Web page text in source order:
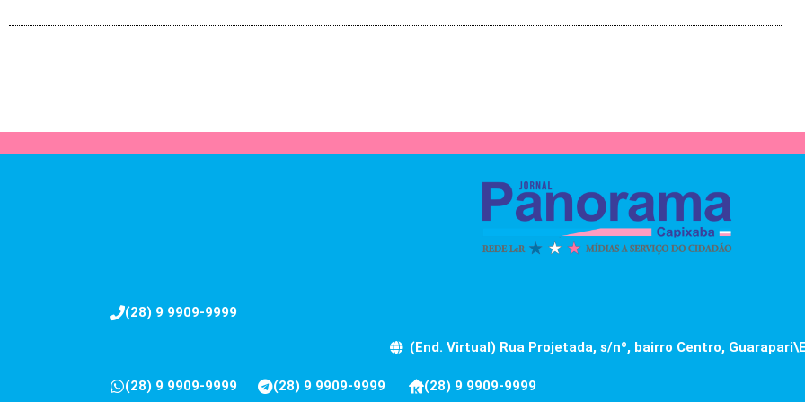
(28) 9 9909-9999
(End. Virtual) Rua Projetada, s/nº, bairro Centro,
(28) 9 9909-9999 (28) 9 9909-9999 (28) 9 9909-9999